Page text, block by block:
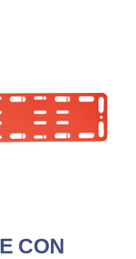
CON